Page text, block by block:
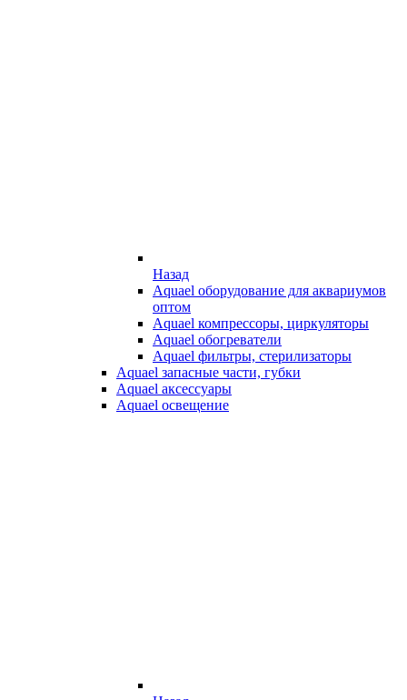
Назад
Aquael оборудование для аквариумов
оптом
Aquael компрессоры, циркуляторы
Aquael обогреватели
Aquael фильтры, стерилизаторы
Aquael запасные части, губки
Aquael аксессуары
Aquael освещение